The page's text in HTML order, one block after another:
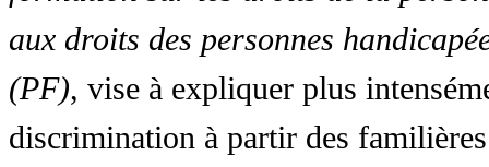
aux droits des personnes
(PF), vise à expliquer plus
discrimination à partir des